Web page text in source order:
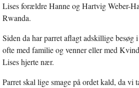
Lises forældre Hanne og Hartvig Weber-
Rwanda.
Siden da har parret aflagt adskillige
ofte med familie og venner eller med
Lises hjerte nær.
Parret skal lige smage på ordet kald, da vi